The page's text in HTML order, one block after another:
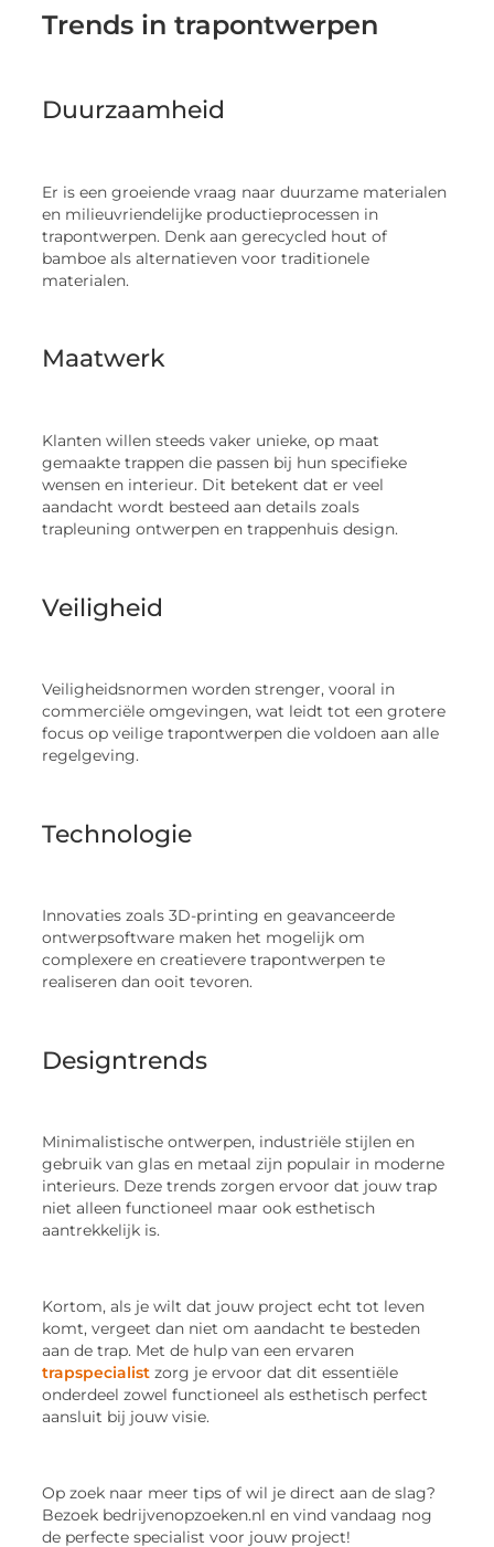
Trends in trapontwerpen
Duurzaamheid
Er is een groeiende vraag naar duurzame materialen
en milieuvriendelijke productieprocessen in
trapontwerpen. Denk aan gerecycled hout of
bamboe als alternatieven voor traditionele
materialen.
Maatwerk
Klanten willen steeds vaker unieke, op maat
gemaakte trappen die passen bij hun specifieke
wensen en interieur. Dit betekent dat er veel
aandacht wordt besteed aan details zoals
trapleuning ontwerpen en trappenhuis design.
Veiligheid
Veiligheidsnormen worden strenger, vooral in
commerciële omgevingen, wat leidt tot een grotere
focus op veilige trapontwerpen die voldoen aan alle
regelgeving.
Technologie
Innovaties zoals 3D-printing en geavanceerde
ontwerpsoftware maken het mogelijk om
complexere en creatievere trapontwerpen te
realiseren dan ooit tevoren.
Designtrends
Minimalistische ontwerpen, industriële stijlen en
gebruik van glas en metaal zijn populair in moderne
interieurs. Deze trends zorgen ervoor dat jouw trap
niet alleen functioneel maar ook esthetisch
aantrekkelijk is.
Kortom, als je wilt dat jouw project echt tot leven
komt, vergeet dan niet om aandacht te besteden
aan de trap. Met de hulp van een ervaren
trapspecialist zorg je ervoor dat dit essentiële
onderdeel zowel functioneel als esthetisch perfect
aansluit bij jouw visie.
Op zoek naar meer tips of wil je direct aan de slag?
Bezoek bedrijvenopzoeken.nl en vind vandaag nog
de perfecte specialist voor jouw project!